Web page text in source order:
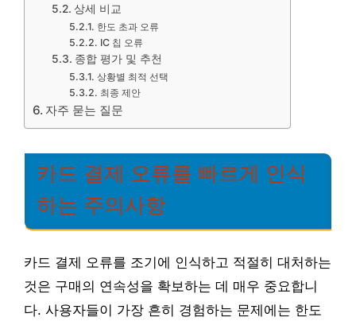
상세 비교
한도 초과 오류
IC 칩 오류
종합 평가 및 추천
상황별 최적 선택
최종 제안
자주 묻는 질문
카드 결제 오류를 빠르게 인식
하는 주의사항
카드 결제 오류를 조기에 인식하고 적절히 대처하는
것은 구매의 연속성을 확보하는 데 매우 중요합니
다. 사용자들이 가장 흔히 경험하는 문제에는 한도